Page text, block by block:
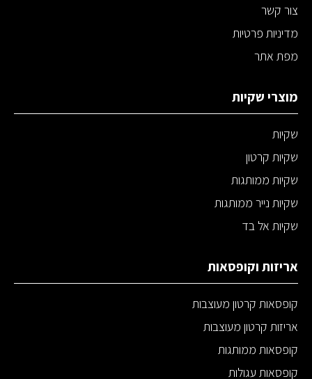
צור קשר
מדיניות פרטיות
מפת אתר
מוצרי שקיות
שקיות
שקיות קרטון
שקיות ממותגות
שקיות נייר ממותגות
שקיות אל בד
אריזות וקופסאות
קופסאות קרטון מעוצבות
אריזות קרטון מעוצבות
קופסאות ממותגות
קופסאות עגולות